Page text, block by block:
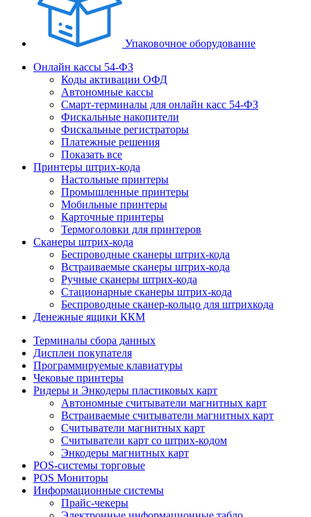
Упаковочное оборудование
Онлайн кассы 54-ФЗ
Коды активации ОФД
Автономные кассы
Смарт-терминалы для онлайн касс 54-ФЗ
Фискальные накопители
Фискальные регистраторы
Платежные решения
Показать все
Принтеры штрих-кода
Настольные принтеры
Промышленные принтеры
Мобильные принтеры
Карточные принтеры
Термоголовки для принтеров
Сканеры штрих-кода
Беспроводные сканеры штрих-кода
Встраиваемые сканеры штрих-кода
Ручные сканеры штрих-кода
Стационарные сканеры штрих-кода
Беспроводные сканер-кольцо для штрихкода
Денежные ящики ККМ
Терминалы сбора данных
Дисплеи покупателя
Программируемые клавиатуры
Чековые принтеры
Ридеры и Энкодеры пластиковых карт
Автономные считыватели магнитных карт
Встраиваемые считыватели магнитных карт
Считыватели магнитных карт
Считыватели карт со штрих-кодом
Энкодеры магнитных карт
POS-системы торговые
POS Мониторы
Информационные системы
Прайс-чекеры